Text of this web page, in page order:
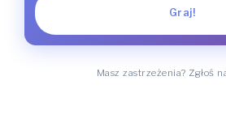
Graj!
Masz zastrzeżenia? Zgłoś